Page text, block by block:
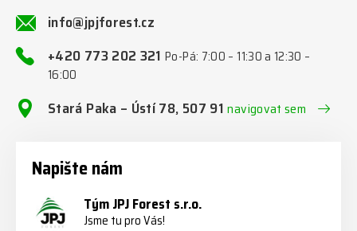
info@jpjforest.cz
+420 773 202 321Po-Pá: 7:00 – 11:30 a 12:30 –
16:00
Stará Paka – Ústí 78, 507 91navigovat sem
Napište nám
Tým JPJ Forest s.r.o.
Jsme tu pro Vás!